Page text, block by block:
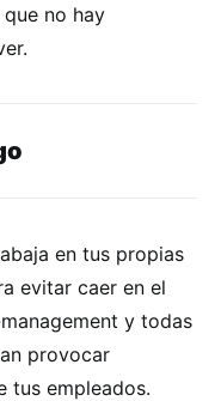
no hay
en tus propias
evitar caer en el
y todas
provocar
tus empleados.